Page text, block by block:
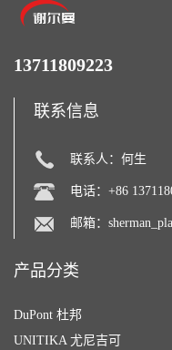
13711809223
联系信息
联系人：何生
电话：+86
邮箱：
产品分类
DuPont 杜邦
UNITIKA 尤尼吉可